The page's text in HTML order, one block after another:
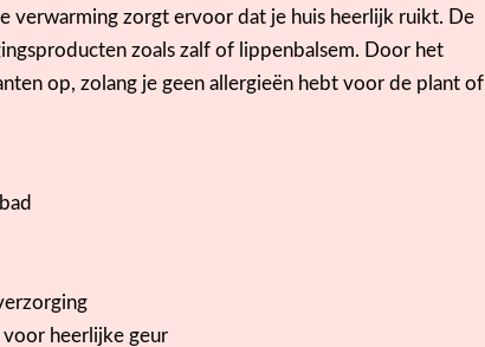
verwarming zorgt ervoor dat je huis heerlijk ruikt. De
zoals zalf of lippenbalsem. Door het
op, zolang je geen allergieën hebt voor de plant of
heerlijke geur